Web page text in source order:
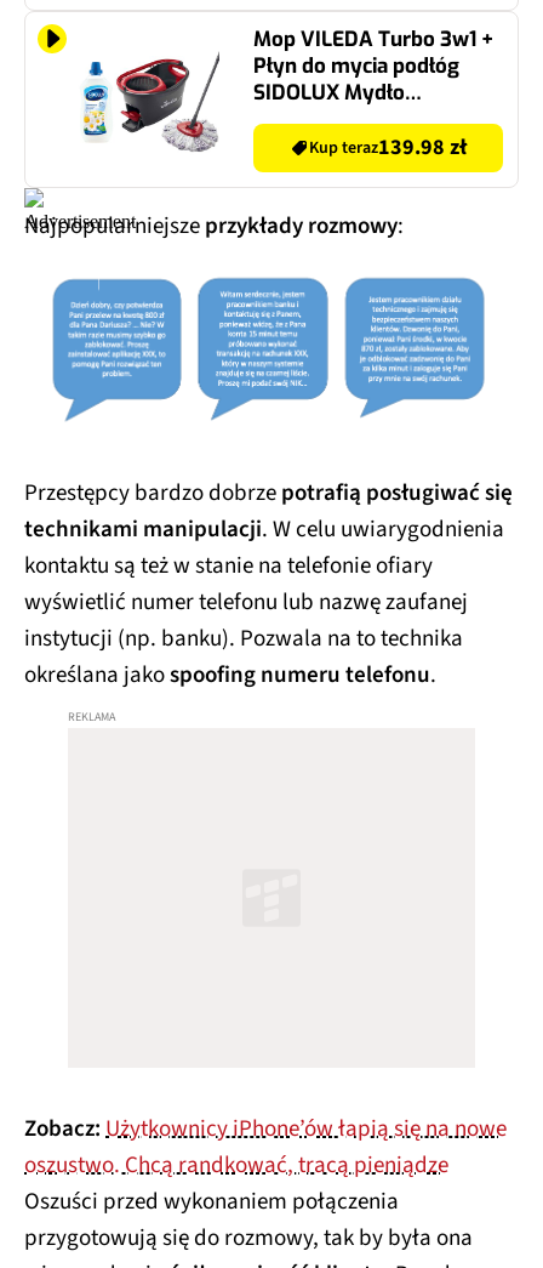
Mop VILEDA Turbo 3w1 +
Płyn do mycia podłóg
SIDOLUX Mydło
Marsylskie 1000 ml
Kup teraz139.98 zł
Najpopularniejszeprzykłady rozmowy:
Przestępcy bardzo dobrzepotrafią posługiwać się
technikami manipulacji. W celu uwiarygodnienia
kontaktu są też w stanie na telefonie ofiary
wyświetlić numer telefonu lub nazwę zaufanej
instytucji (np. banku). Pozwala na to technika
określana jakospoofing numeru telefonu.
Zobacz:Użytkownicy iPhone’ów łapią się na nowe
oszustwo. Chcą randkować, tracą pieniądze
Oszuści przed wykonaniem połączenia
przygotowują się do rozmowy, tak by była ona